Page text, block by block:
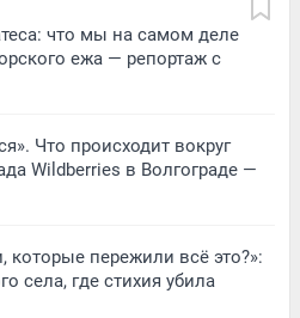
что мы на самом деле
ежа — репортаж с
Что происходит вокруг
Wildberries в Волгограде —
которые пережили всё это?»:
села, где стихия убила